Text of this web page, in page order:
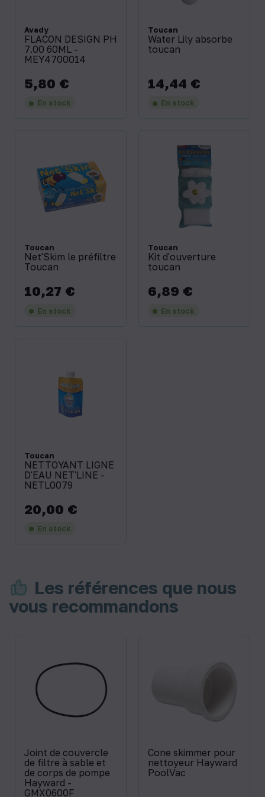
Avady
FLACON DESIGN PH
7.00 60ML -
MEY4700014
Prix
5,80 €
En stock
Toucan
Water Lily absorbe
toucan
Prix
14,44 €
En stock
Toucan
Net'Skim le préfiltre
Toucan
Prix
10,27 €
En stock
Toucan
Kit d'ouverture
toucan
Prix
6,89 €
En stock
Toucan
NETTOYANT LIGNE
D'EAU NET'LINE -
NETL0079
Prix
20,00 €
En stock
Les références que nous
vous recommandons
Joint de couvercle
de filtre à sable et
de corps de pompe
Hayward -
GMX0600F
Cone skimmer pour
nettoyeur Hayward
PoolVac